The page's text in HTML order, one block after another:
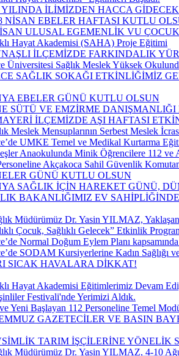
YILINDA İLİMİZDEN HACCA
NİSAN EBELER HAFTASI KUTLU
ULUSAL EGEMENLİK VU
Hayat Akademisi (SAHA) Proje Eğitimi
İLÇEMİZDE FARKINDALIK
Üniversitesi Sağlık Meslek Yüksek
SAĞLIK SOKAĞI ETKİNLİĞİMİZ
EBELER GÜNÜ KUTLU OLSUN
SÜTÜ VE EMZİRME DANIŞMANLIĞI
İLÇEMİZDE AŞI HAFTASI
Meslek Mensuplarının Serbest Meslek
UMKE Temel ve Medikal Kurtarma
Anaokulunda Minik Öğrencilere 112 ve
Akçakoca Sahil Güvenlik
GÜNÜ KUTLU OLSUN
SAĞLIK İÇİN HAREKET GÜNÜ,
BAKANLIĞIMIZ EV
Müdürümüz Dr. Yasin YILMAZ,
Çocuk, Sağlıklı Gelecek” Etkinlik
Normal Doğum Eylem Planı
SODAM Kursiyerlerine Kadın Sağlığı
SICAK HAVALARA DİKKAT!
Hayat Akademisi Eğitimlerimiz Devam
Festivali'nde Yerimizi Aldık.
Yeni Başlayan 112 Personeline Temel
GAZETECİLER VE BASIN
TARIM İŞÇİLERİNE YÖNELİK
Müdürümüz Dr. Yasin YILMAZ, 4-10